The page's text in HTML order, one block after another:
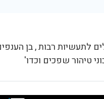
לתעשיות רבות , בן
טיהור שפכים וכדו'